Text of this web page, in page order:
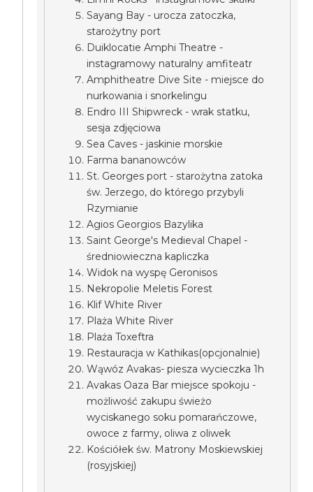
Sayang Bay - urocza zatoczka,
starożytny port
Duiklocatie Amphi Theatre -
instagramowy naturalny amfiteatr
Amphitheatre Dive Site - miejsce do
nurkowania i snorkelingu
Endro III Shipwreck - wrak statku,
sesja zdjęciowa
Sea Caves - jaskinie morskie
Farma bananowców
St. Georges port - starożytna zatoka
św. Jerzego, do którego przybyli
Rzymianie
Agios Georgios Bazylika
Saint George's Medieval Chapel -
średniowieczna kapliczka
Widok na wyspę Geronisos
Nekropolie Meletis Forest
Klif White River
Plaża White River
Plaża Toxeftra
Restauracja w Kathikas(opcjonalnie)
Wąwóz Avakas- piesza wycieczka 1h
Avakas Oaza Bar miejsce spokoju -
możliwość zakupu świeżo
wyciskanego soku pomarańczowe,
owoce z farmy, oliwa z oliwek
Kościółek św. Matrony Moskiewskiej
(rosyjskiej)